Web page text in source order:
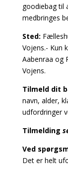
goodiebag til
medbringes
Sted:
Vojens.- Kun
Aabenraa og
Vojens.
Tilmeld dit
navn, alder,
udfordringer
Tilmelding
Ved
Det er helt